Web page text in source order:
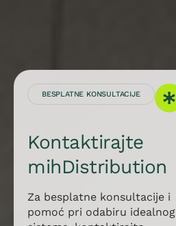
BESPLATNE KONSULTACIJE
Kontaktirajte
mihDistribution
Za besplatne konsultacije i
pomoć pri odabiru idealnog